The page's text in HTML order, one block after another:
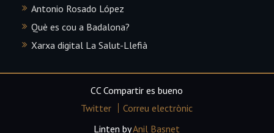
Antonio Rosado López
Què es cou a Badalona?
Xarxa digital La Salut-Llefià
CC Compartir es bueno
Twitter
Correu electrònic
Linten byAnil Basnet